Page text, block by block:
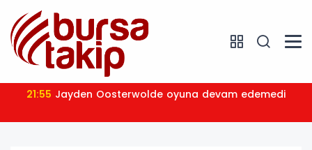
21:55 Jayden Oosterwolde oyuna devam edemedi